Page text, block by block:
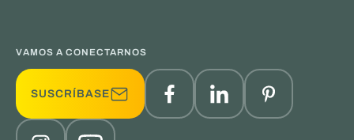
VAMOS A CONECTARNOS
SUSCRÍBASE